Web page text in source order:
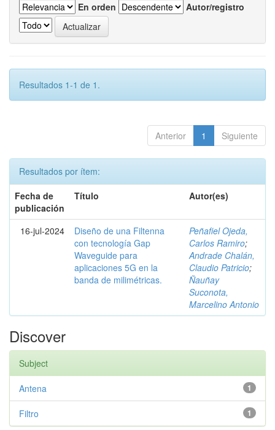
En orden
Autor/registro
Resultados 1-1 de 1.
Anterior 1 Siguiente
Resultados por ítem:
Fecha de
publicación
Título Autor(es)
16-jul-2024
Diseño de una Filtenna
con tecnología Gap
Waveguide para
aplicaciones 5G en la
banda de milimétricas.
Peñafiel Ojeda,
Carlos Ramiro;
Andrade Chalán,
Claudio Patricio;
Ñauñay
Suconota,
Marcelino Antonio
Discover
Subject
1
Antena
1
Filtro